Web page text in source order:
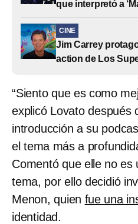
que interpretó a
CINE
Jim Carrey
action de Los
“Siento que es como
explicó Lovato después
introducción a su
el tema más a
Comentó que elle no es
tema, por ello decidió
Menon, quien fue una
identidad.